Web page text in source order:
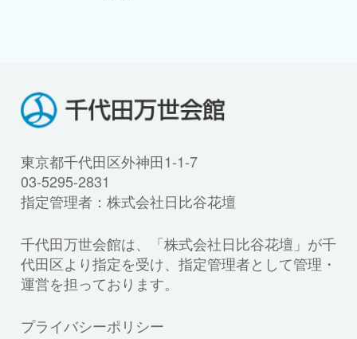
東京都千代田区外神田1-1-7
03-5295-2831
指定管理者：株式会社日比谷花壇
千代田万世会館は、「株式会社日比谷花壇」が千
代田区より指定を受け、指定管理者として管理・
運営を担っております。
プライバシーポリシー